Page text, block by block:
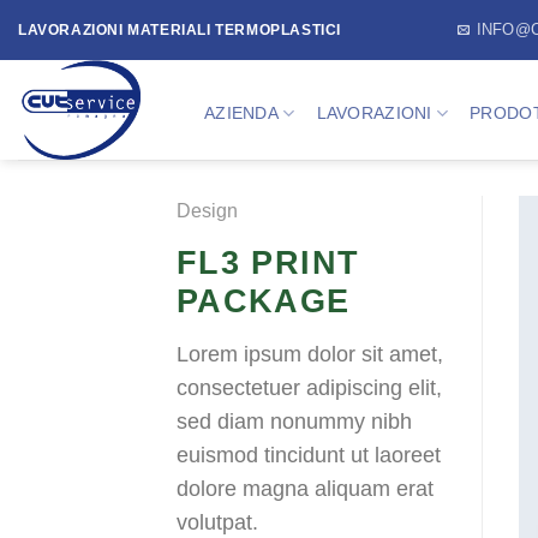
LAVORAZIONI MATERIALI TERMOPLASTICI
AZIENDA LAVORAZIONI
Design
FL3 PRINT
PACKAGE
Lorem ipsum dolor sit amet,
consectetuer adipiscing elit,
sed diam nonummy nibh
euismod tincidunt ut laoreet
dolore magna aliquam erat
volutpat.